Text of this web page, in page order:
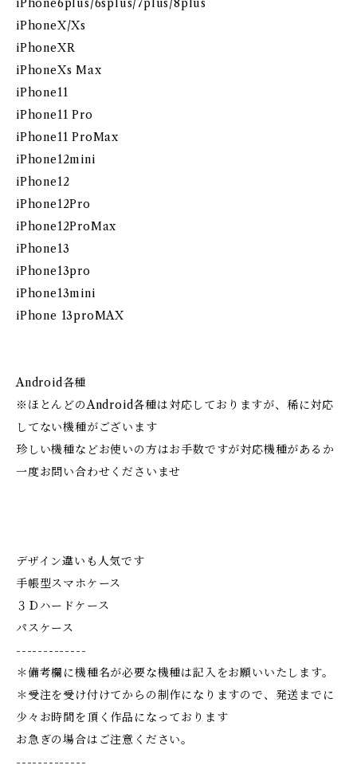
iPhone6plus/6splus/7plus/8plus
iPhoneX/Xs
iPhoneXR
iPhoneXs Max
iPhone11
iPhone11 Pro
iPhone11 ProMax
iPhone12mini
iPhone12
iPhone12Pro
iPhone12ProMax
iPhone13
iPhone13pro
iPhone13mini
iPhone 13proMAX
Android各種
※ほとんどのAndroid各種は対応しておりますが、稀に対応
してない機種がございます
珍しい機種などお使いの方はお手数ですが対応機種があるか
一度お問い合わせくださいませ
デザイン違いも人気です
手帳型スマホケース
３Ｄハードケース
パスケース
-------------
＊備考欄に機種名が必要な機種は記入をお願いいたします。
＊受注を受け付けてからの制作になりますので、発送までに
少々お時間を頂く作品になっております
お急ぎの場合はご注意ください。
-------------